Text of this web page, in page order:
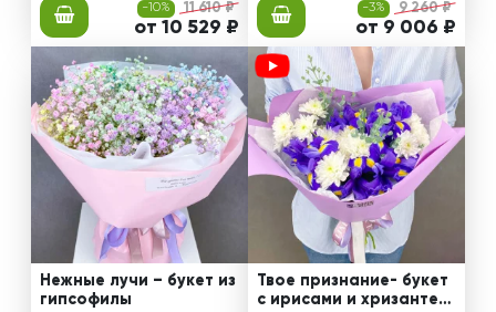
-10% 11 610 ₽
от 10 529 ₽
-3% 9 260 ₽
от 9 006 ₽
Нежные лучи – букет из
гипсофилы
Твое признание- букет
с ирисами и хризантем